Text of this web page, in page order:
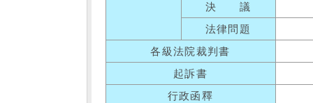
決 議
法律問題
各級法院裁判書
起訴書
行政函釋